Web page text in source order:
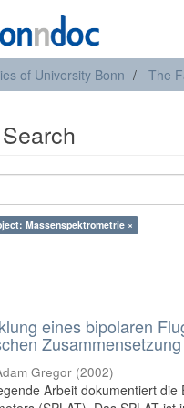
of University Bonn The
Massenspektrometrie ×
eines bipolaren
Gregor (2002)
Arbeit dokumentiert